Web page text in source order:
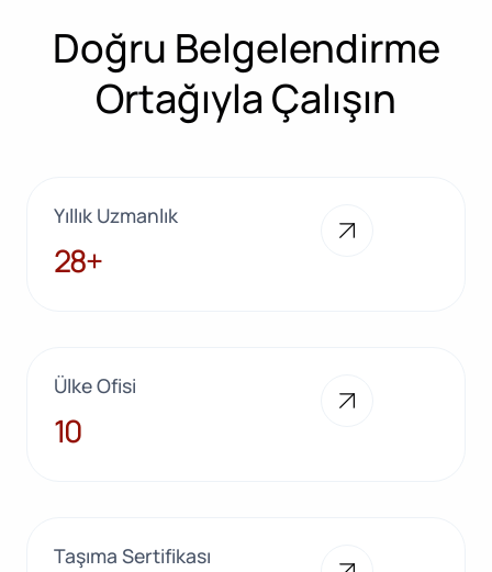
Doğru Belgelendirme
Ortağıyla Çalışın
Yıllık Uzmanlık
28+
28+
Ülke Ofisi
10
10
Taşıma Sertifikası